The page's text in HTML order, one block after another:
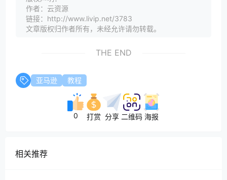
作者：云资源
链接：http://www.livip.net/3783
文章版权归作者所有，未经允许请勿转载。
THE END
亚马逊 教程
0 打赏 分享 二维码 海报
相关推荐